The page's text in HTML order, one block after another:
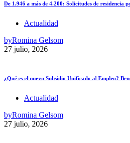
De 1.946 a más de 4.200: Solicitudes de
Actualidad
byRomina Gelsom
27 julio, 2026
¿Qué es el nuevo Subsidio Unificado al Empleo?
Actualidad
byRomina Gelsom
27 julio, 2026